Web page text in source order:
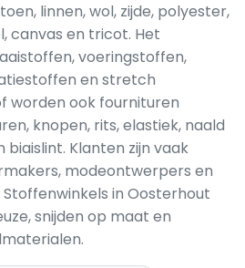
linnen, wol, zijde, polyester,
canvas en tricot. Het
voeringstoffen,
en stretch
worden ook fournituren
knopen, rits, elastiek, naald
biaislint. Klanten zijn vaak
modeontwerpers en
in Oosterhout
snijden op maat en